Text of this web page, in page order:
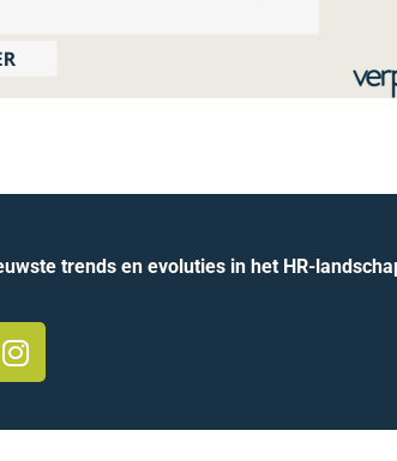
trends en evoluties in het HR-